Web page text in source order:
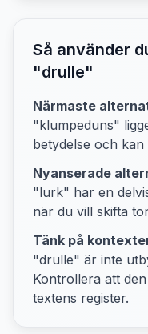
Så använder
"drulle"
Närmaste
"klumpeduns"
betydelse och
Nyanserade
"lurk" har en
när du vill skifta
Tänk på
"drulle" är inte
Kontrollera att
textens register.